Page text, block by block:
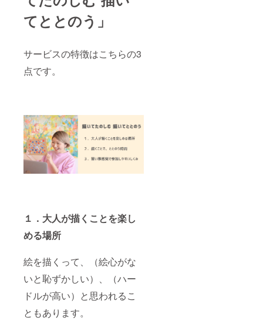
てととのう」
サービスの特徴はこちらの3
点です。
１．大人が描くことを楽し
める場所
絵を描くって、（絵心がな
いと恥ずかしい）、（ハー
ドルが高い）と思われるこ
ともあります。